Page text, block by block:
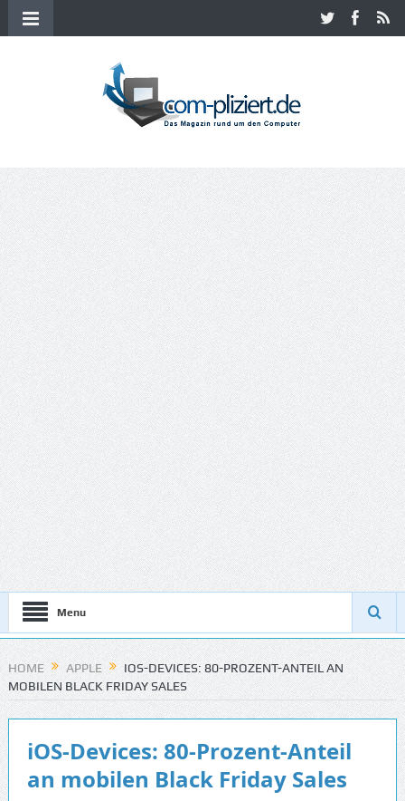
Menu
HOME APPLE
IOS-DEVICES: 80-PROZENT-ANTEIL AN
MOBILEN BLACK FRIDAY SALES
iOS-Devices: 80-Prozent-Anteil
an mobilen Black Friday Sales